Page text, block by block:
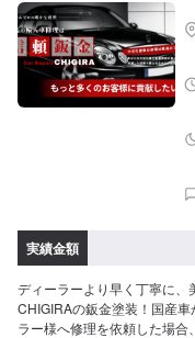
実績金額
ディーラーより早く丁寧に、
CHIGIRAの鈑金塗装！国産
ラー様へ修理を依頼した場